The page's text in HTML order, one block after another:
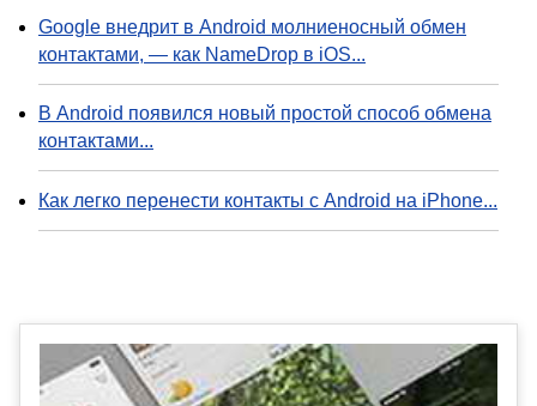
Google внедрит в Android молниеносный обмен
контактами, — как NameDrop в iOS...
В Android появился новый простой способ обмена
контактами...
Как легко перенести контакты с Android на iPhone...